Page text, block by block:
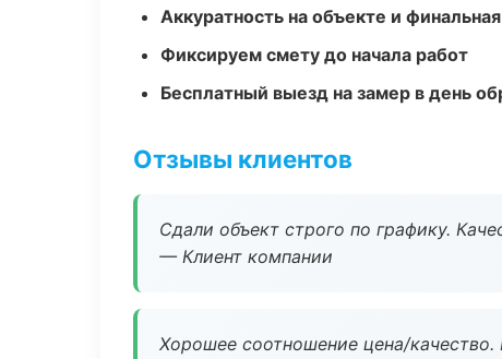
Аккуратность на объекте и
Фиксируем смету до начала работ
Бесплатный выезд на замер в день
Отзывы клиентов
Сдали объект строго по графику.
— Клиент компании
Хорошее соотношение цена/